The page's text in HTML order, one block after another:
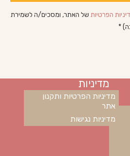
הפרטיות של האתר, ומסכים/ה לשמירת
*
מדיניות
מדיניות הפרטיות ותקנון
אתר
מדיניות נגישות